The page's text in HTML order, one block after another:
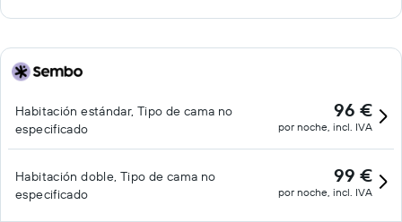
Habitación estándar, Tipo de cama no
especificado
96 €
por noche, incl. IVA
Habitación doble, Tipo de cama no
especificado
99 €
por noche, incl. IVA